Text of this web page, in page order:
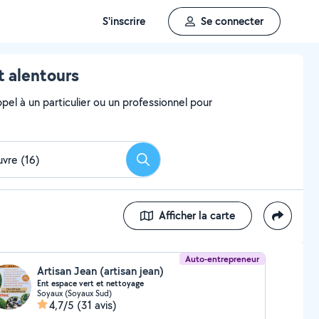
S'inscrire Se connecter
alentours
à un particulier ou un professionnel pour
Rechercher
Afficher la carte
Auto-entrepreneur
Artisan Jean (artisan jean)
Ent espace vert et nettoyage
Soyaux (Soyaux Sud)
4,7/5 (31 avis)